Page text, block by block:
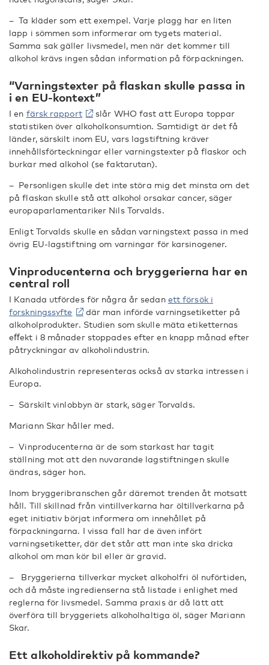
– Ta kläder som ett exempel. Varje plagg har en liten
lapp i sömmen som informerar om tygets material.
Samma sak gäller livsmedel, men när det kommer till
alkohol krävs ingen sådan information på förpackningen.
“Varningstexter på flaskan skulle passa in
i en EU-kontext”
I en färsk rapport
slår WHO fast att Europa toppar
statistiken över alkoholkonsumtion. Samtidigt är det få
länder, särskilt inom EU, vars lagstiftning kräver
innehållsförteckningar eller varningstexter på flaskor och
burkar med alkohol (se faktarutan).
– Personligen skulle det inte störa mig det minsta om det
på flaskan skulle stå att alkohol orsakar cancer, säger
europaparlamentariker Nils Torvalds.
Enligt Torvalds skulle en sådan varningstext passa in med
övrig EU-lagstiftning om varningar för karsinogener.
Vinproducenterna och bryggerierna har en
central roll
I Kanada utfördes för några år sedan ett försök i
forskningssyfte
där man införde varningsetiketter på
alkoholprodukter. Studien som skulle mäta etiketternas
eﬀekt i 8 månader stoppades efter en knapp månad efter
påtryckningar av alkoholindustrin.
Alkoholindustrin representeras också av starka intressen i
Europa.
– Särskilt vinlobbyn är stark, säger Torvalds.
Mariann Skar håller med.
– Vinproducenterna är de som starkast har tagit
ställning mot att den nuvarande lagstiftningen skulle
ändras, säger hon.
Inom bryggeribranschen går däremot trenden åt motsatt
håll. Till skillnad från vintillverkarna har öltillverkarna på
eget initiativ börjat informera om innehållet på
förpackningarna. I vissa fall har de även infört
varningsetiketter, där det står att man inte ska dricka
alkohol om man kör bil eller är gravid.
– Bryggerierna tillverkar mycket alkoholfri öl nuförtiden,
och då måste ingredienserna stå listade i enlighet med
reglerna för livsmedel. Samma praxis är då lätt att
överföra till bryggeriets alkoholhaltiga öl, säger Mariann
Skar.
Ett alkoholdirektiv på kommande?